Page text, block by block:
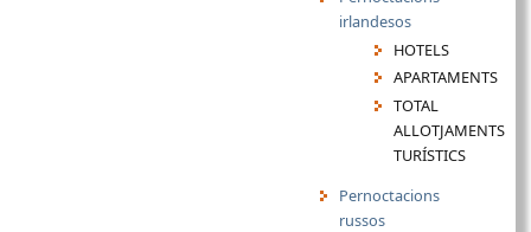
irlandesos
HOTELS
APARTAMENTS
TOTAL
ALLOTJAMENTS
TURÍSTICS
Pernoctacions
russos